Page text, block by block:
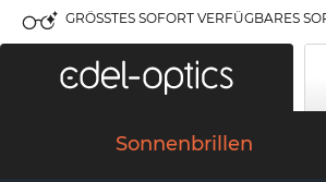
GRÖSSTES SOFORT VERFÜGBARES
Sonnenbrillen